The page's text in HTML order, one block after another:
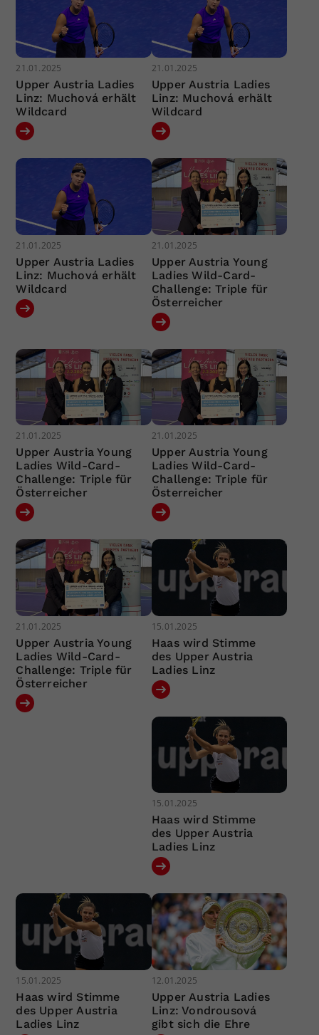
21.01.2025
Upper Austria Ladies
Linz: Muchová erhält
Wildcard
21.01.2025
Upper Austria Ladies
Linz: Muchová erhält
Wildcard
21.01.2025
Upper Austria Ladies
Linz: Muchová erhält
Wildcard
21.01.2025
Upper Austria Young
Ladies Wild-Card-
Challenge: Triple für
Österreicher
21.01.2025
Upper Austria Young
Ladies Wild-Card-
Challenge: Triple für
Österreicher
21.01.2025
Upper Austria Young
Ladies Wild-Card-
Challenge: Triple für
Österreicher
21.01.2025
Upper Austria Young
Ladies Wild-Card-
Challenge: Triple für
Österreicher
15.01.2025
Haas wird Stimme
des Upper Austria
Ladies Linz
15.01.2025
Haas wird Stimme
des Upper Austria
Ladies Linz
15.01.2025
Haas wird Stimme
des Upper Austria
Ladies Linz
12.01.2025
Upper Austria Ladies
Linz: Vondrousová
gibt sich die Ehre